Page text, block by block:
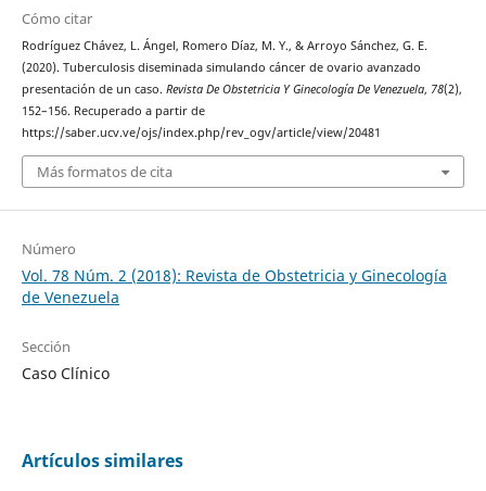
Cómo citar
Rodríguez Chávez, L. Ángel, Romero Díaz, M. Y., & Arroyo Sánchez, G. E.
(2020). Tuberculosis diseminada simulando cáncer de ovario avanzado
presentación de un caso. Revista De Obstetricia Y Ginecología De Venezuela, 78(2),
152–156. Recuperado a partir de
https://saber.ucv.ve/ojs/index.php/rev_ogv/article/view/20481
Más formatos de cita
Número
Vol. 78 Núm. 2 (2018): Revista de Obstetricia y Ginecología
de Venezuela
Sección
Caso Clínico
Artículos similares